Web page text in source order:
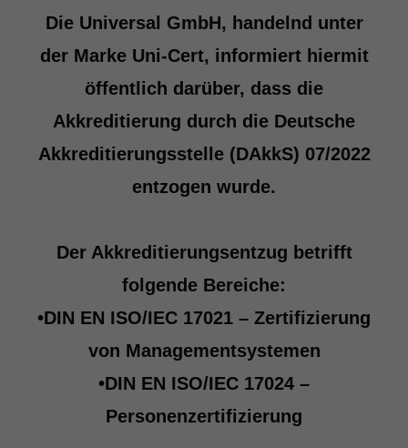
Die Universal GmbH, handelnd unter
der Marke Uni-Cert, informiert hiermit
öffentlich darüber, dass die
Akkreditierung durch die Deutsche
Akkreditierungsstelle (DAkkS) 07/2022
entzogen wurde.
Der Akkreditierungsentzug betrifft
folgende Bereiche:
•DIN EN ISO/IEC 17021 – Zertifizierung
von Managementsystemen
•DIN EN ISO/IEC 17024 –
Personenzertifizierung